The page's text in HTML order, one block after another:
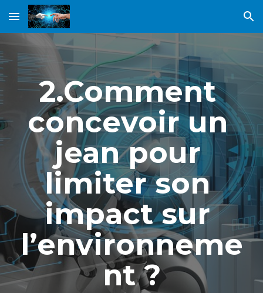
Skip to main content Skip to navigation
2.Comment
concevoir un
jean pour
limiter son
impact sur
l’environneme
nt ?